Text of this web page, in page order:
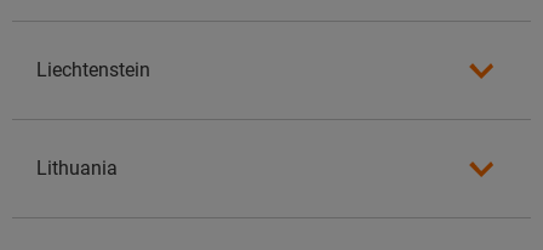
Liechtenstein
Lithuania